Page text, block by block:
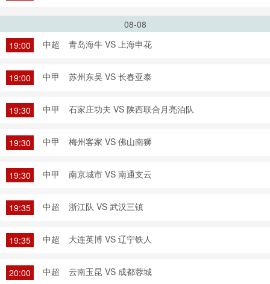
08-08
19:00
中超 青岛海牛 VS 上海申花
19:00 中甲 苏州东吴 VS 长春亚泰
19:30 中甲 石家庄功夫 VS 陕西联合月亮泊队
19:30 中甲 梅州客家 VS 佛山南狮
19:30 中甲 南京城市 VS 南通支云
19:35 中超 浙江队 VS 武汉三镇
19:35 中超 大连英博 VS 辽宁铁人
20:00 中超 云南玉昆 VS 成都蓉城